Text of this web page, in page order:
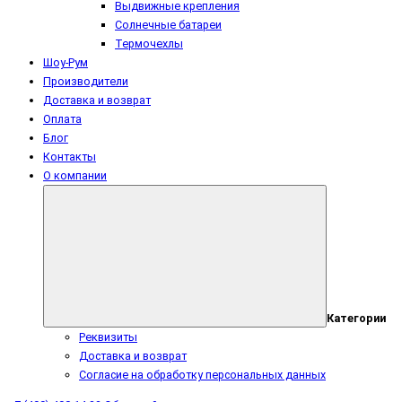
Выдвижные крепления
Солнечные батареи
Термочехлы
Шоу-Рум
Производители
Доставка и возврат
Оплата
Блог
Контакты
О компании
Категории
Реквизиты
Доставка и возврат
Согласие на обработку персональных данных